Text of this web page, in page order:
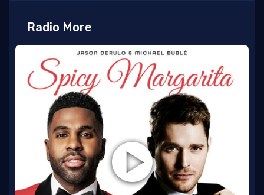
Radio More